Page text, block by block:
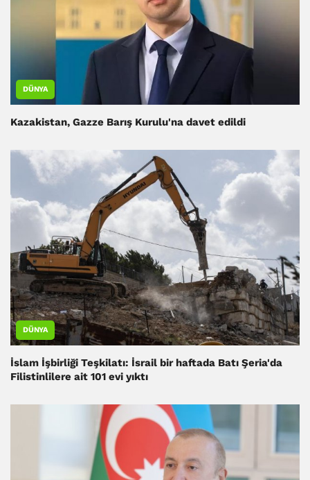
DÜNYA
Kazakistan, Gazze Barış Kurulu'na davet edildi
DÜNYA
İslam İşbirliği Teşkilatı: İsrail bir haftada Batı Şeria'da
Filistinlilere ait 101 evi yıktı